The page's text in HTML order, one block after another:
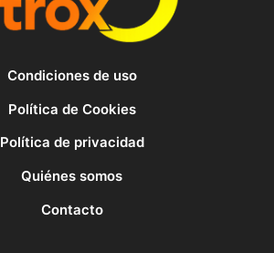
Condiciones de uso
Política de Cookies
Política de privacidad
Quiénes somos
Contacto